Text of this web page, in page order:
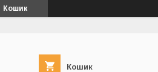
Кошик
Кошик